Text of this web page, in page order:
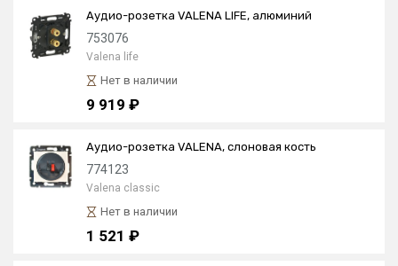
Аудио-розетка VALENA LIFE, алюминий
753076
Valena life
Нет в наличии
9 919 ₽
Аудио-розетка VALENA, слоновая кость
774123
Valena classic
Нет в наличии
1 521 ₽